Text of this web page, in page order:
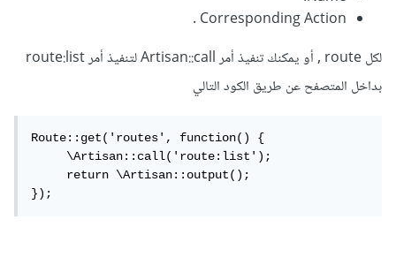
Corresponding Action .
لكل route , أو يمكنك تنفيذ أمر Artisan::call لتنفيذ أمر route:list
بداخل المتصفح عن طريق الكود التالي
Route::get('routes', function() {
     \Artisan::call('route:list');
     return \Artisan::output();
});